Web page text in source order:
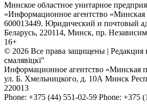
Минское областное унитарное
«Информационное агентство
600013449. Юридический и почтовый
Беларусь, 220114, Минск, пр.
16+
© 2026 Все права защищены | Редакция
смалявiцкi"
Информационное агентство «Минская
ул. Б. Хмельницкого, д. 10А Минск
220013
Phone: +375 (44) 551-02-59 Phone: +375